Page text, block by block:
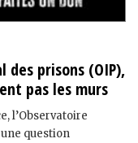
prisons (OIP),
pas les murs
l’Observatoire
question